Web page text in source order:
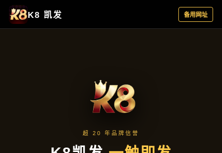
企业要闻
首页 企业要闻